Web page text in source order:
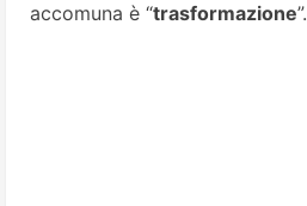
accomuna è “trasformazione”.